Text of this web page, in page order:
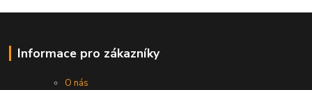
Informace pro zákazníky
O nás